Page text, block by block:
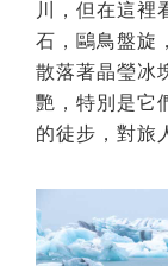
川，但在這裡
石，鷗鳥盤旋
散落著晶瑩冰
艷，特別是它
的徒步，對旅